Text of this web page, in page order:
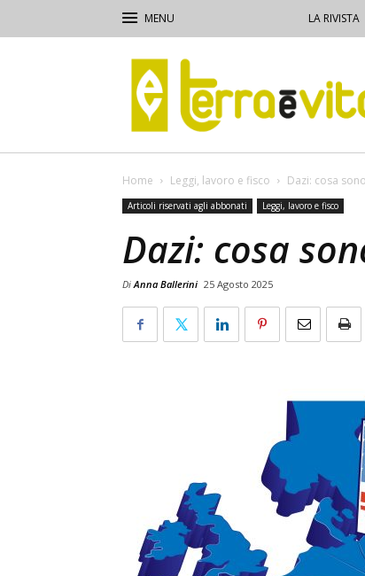
LA RIVISTA
Terra
e
Vita
Home Leggi, lavoro e fisco Dazi: cosa
Articoli riservati agli abbonati Leggi, lavoro e fisco
Dazi: cosa
DiAnna Ballerini 25 Agosto 2025